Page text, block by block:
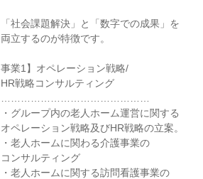
「社会課題解決」と「数字での成果」を
両立するのが特徴です。
事業1】オペレーション戦略/
HR戦略コンサルティング
・グループ内の老人ホーム運営に関する
オペレーション戦略及びHR戦略の立案。
・老人ホームに関わる介護事業の
コンサルティング
・老人ホームに関する訪問看護事業の